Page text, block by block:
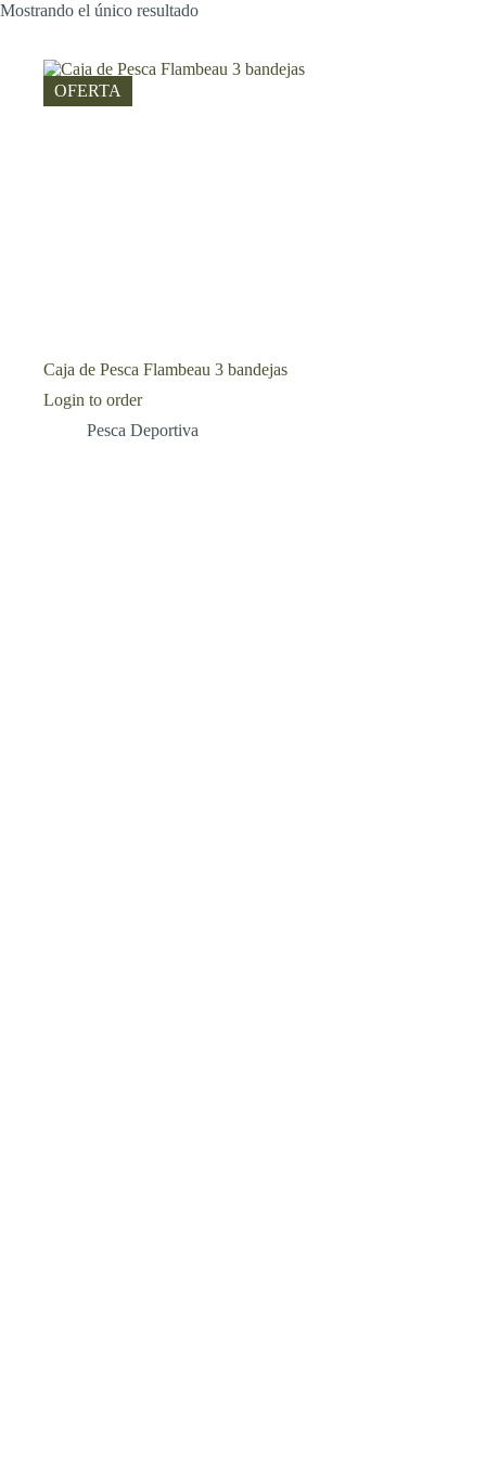
Mostrando el único resultado
OFERTA
Caja de Pesca Flambeau 3 bandejas
Login to order
Pesca Deportiva